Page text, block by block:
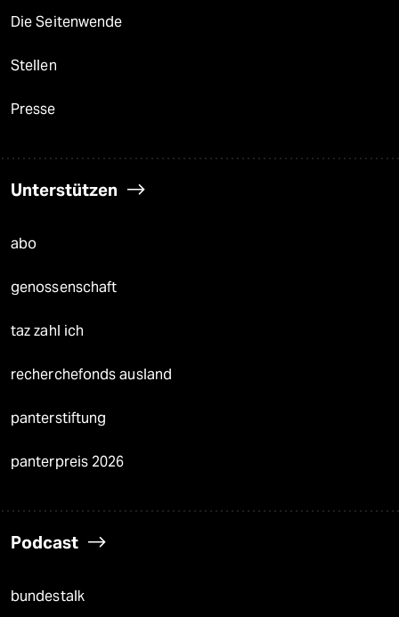
Die Seitenwende
Stellen
Presse
Unterstützen
abo
genossenschaft
taz zahl ich
recherchefonds ausland
panterstiftung
panterpreis 2026
Podcast
bundestalk